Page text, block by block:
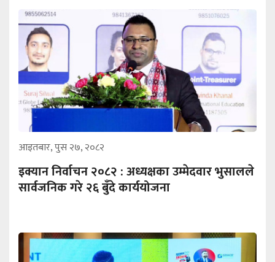
आइतबार, पुस २७, २०८२
इक्यान निर्वाचन २०८२ : अध्यक्षका उम्मेदवार भुसालले
सार्वजनिक गरे २६ बुँदे कार्ययोजना